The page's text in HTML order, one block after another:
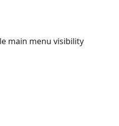
main menu visibility